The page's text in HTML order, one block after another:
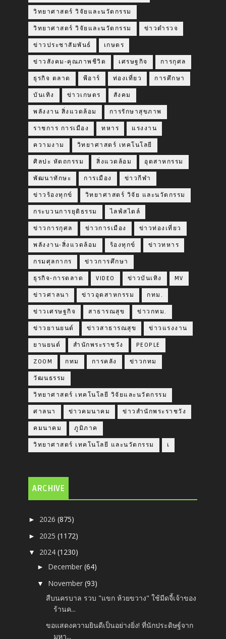
วิทยาศาสตร์ วิจัยและนวัตกรรม
วิทยาศาสตร์ วิจัยและนวัตกรรม ข่าวตำรวจ
ข่าวประชาสัมพันธ์ เกษตร
ข่าวสังคม-คุณภาพชีวิต เศรษฐกิจ การกุศล
ธุรกิจ ตลาด พีอาร์ ท่องเที่ยว การศึกษา
บันเทิง ข่าวเกษตร สังคม
พลังงาน สิ่งแวดล้อม การรักษาสุขภาพ
ราชการ การเมือง ทหาร แรงงาน
ความงาม วิทยาศาสตร์ เทคโนโลยี
ศิลปะ หัตถกรรม สิ่งแวดล้อม อุตสาหกรรม
พัฒนาทักษะ การเมือง ข่าวกีฬา
ข่าวร้องทุกข์ วิทยาศาสตร์ วิจัย และนวัตกรรม
กระบวนการยุติธรรม ไลฟ์สไตล์
ข่าวการกุศล ข่าวการเมือง ข่าวท่องเที่ยว
พลังงาน-สิ่งแวดล้อม ร้องทุกข์ ข่าวทหาร
กรมศุลกากร ข่าวการศึกษา
ธุรกิจ-การตลาด VIDEO ข่าวบันเทิง MV
ข่าวศาลนา ข่าวอุตสาหกรรม กทม.
ข่าวเศรษฐกิจ สาธารณสุข ข่าวกทม.
ข่าวยานยนต์ ข่าวสาธารณสุข ข่าวแรงงาน
ยานยนต์ สำนักพระราชวัง PEOPLE
ZOOM กทม การคลัง ข่าวกทม
วัฒนธรรม
วิทยาศาสตร์ เทคโนโลยี วิจัยและนวัตกรรม
ศาลนา ข่าวคมนาคม ข่าวสำนักพระราชวัง
คมนาคม ภูมิภาค
วิทยาศาสตร์ เทคโนโลยี และนวัตกรรม เ
ARCHIVE
► 2026(875)
► 2025(1172)
▼ 2024(1230)
► December(64)
▼ November(93)
สืบนครบาล รวบ "แขก ห้วยขวาง" ใช้มีดจี้เจ้าของ
ร้านค...
ขอแสดงความยินดีเป็นอย่างยิ่ง! ที่นักประดิษฐ์จาก
มหา...